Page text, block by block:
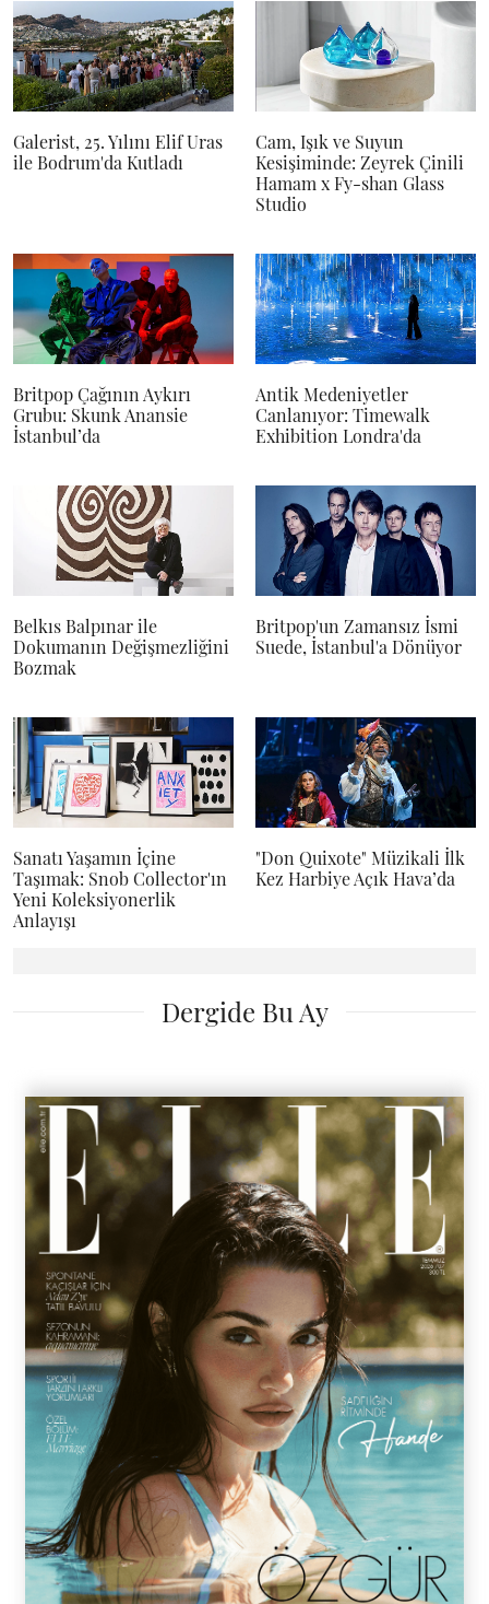
Galerist, 25. Yılını Elif Uras
ile Bodrum'da Kutladı
Cam, Işık ve Suyun
Kesişiminde: Zeyrek Çinili
Hamam x Fy-shan Glass
Studio
Britpop Çağının Aykırı
Grubu: Skunk Anansie
İstanbul’da
Antik Medeniyetler
Canlanıyor: Timewalk
Exhibition Londra'da
Belkıs Balpınar ile
Dokumanın Değişmezliğini
Bozmak
Britpop'un Zamansız İsmi
Suede, İstanbul'a Dönüyor
Sanatı Yaşamın İçine
Taşımak: Snob Collector'ın
Yeni Koleksiyonerlik
Anlayışı
"Don Quixote" Müzikali İlk
Kez Harbiye Açık Hava’da
Dergide Bu Ay